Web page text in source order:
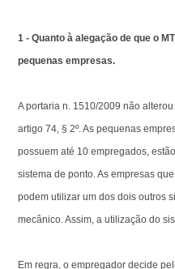
1 - Quanto à alegação de que o
pequenas empresas.
A portaria n. 1510/2009 não
artigo 74, § 2º. As pequenas
possuem até 10 empregados,
sistema de ponto. As empresas
podem utilizar um dos dois outros
mecânico. Assim, a utilização do
Em regra, o empregador decide